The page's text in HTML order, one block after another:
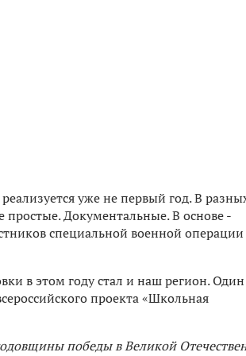
уже не первый год. В
простые. Документальные. В основе -
специальной военной
в этом году стал и наш регион.
проекта «Школьная
победы в Великой